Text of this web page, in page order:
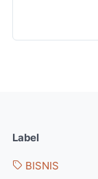
Label
BISNIS